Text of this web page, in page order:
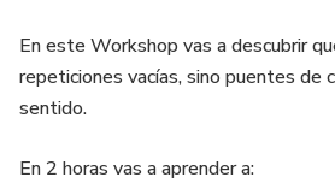
En este Workshop vas a descubrir
repeticiones vacías, sino puentes de
sentido.
En 2 horas vas a aprender a: